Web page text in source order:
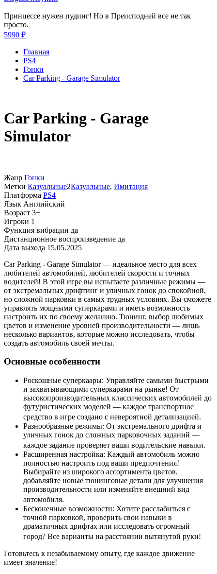
Принцессе нужен пудинг! Но в Преисподней все не так
просто.
5990 ₽
Главная
PS4
Гонки
Car Parking - Garage Simulator
Car Parking - Garage
Simulator
Жанр Гонки
Метки Казуальные2Казуальные, Имитация
Платформа PS4
Язык Английский
Возраст 3+
Игроки 1
Функция вибрации да
Дистанционное воспроизведение да
Дата выхода 15.05.2025
Car Parking - Garage Simulator — идеальное место для всех
любителей автомобилей, любителей скорости и точных
водителей! В этой игре вы испытаете различные режимы —
от экстремальных дрифтинг и уличных гонок до спокойной,
но сложной парковки в самых трудных условиях. Вы сможете
управлять мощными суперкарами и иметь возможность
настроить их по своему желанию. Тюнинг, выбор любимых
цветов и изменение уровней производительности — лишь
несколько вариантов, которые можно исследовать, чтобы
создать автомобиль своей мечты.
Основные особенности
Роскошные суперкаары: Управляйте самыми быстрыми
и захватывающими суперкарами на рынке! От
высокопроизводительных классических автомобилей до
футуристических моделей — каждое транспортное
средство в игре создано с невероятной детализацией.
Разнообразные режимы: От экстремального дрифта и
уличных гонок до сложных парковочных заданий —
каждое задание проверяет ваши водительские навыки.
Расширенная настройка: Каждый автомобиль можно
полностью настроить под ваши предпочтения!
Выбирайте из широкого ассортимента цветов,
добавляйте новые тюнинговые детали для улучшения
производительности или изменяйте внешний вид
автомобиля.
Бесконечные возможности: Хотите расслабиться с
точной парковкой, проверить свои навыки в
драматичных дрифтах или исследовать огромный
город? Все варианты на расстоянии вытянутой руки!
Готовьтесь к незабываемому опыту, где каждое движение
имеет значение!